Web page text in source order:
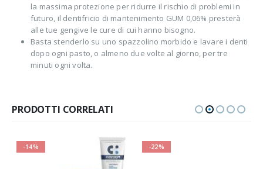
la massima protezione per ridurre il rischio di problemi in
futuro, il dentifricio di mantenimento GUM 0,06% presterà
alle tue gengive le cure di cui hanno bisogno.
Basta stenderlo su uno spazzolino morbido e lavare i denti
dopo ogni pasto, o almeno due volte al giorno, per tre
minuti ogni volta.
PRODOTTI CORRELATI
-14% -22%